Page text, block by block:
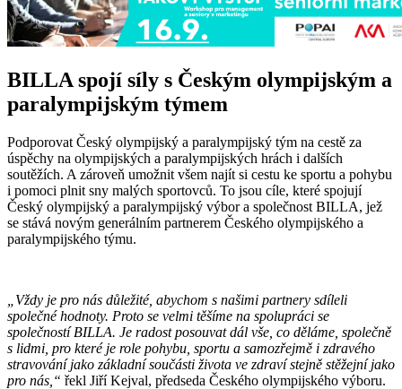
BILLA spojí síly s Českým olympijským a
paralympijským týmem
Podporovat Český olympijský a paralympijský tým na cestě za
úspěchy na olympijských a paralympijských hrách i dalších
soutěžích. A zároveň umožnit všem najít si cestu ke sportu a pohybu
i pomoci plnit sny malých sportovců. To jsou cíle, které spojují
Český olympijský a paralympijský výbor a společnost BILLA, jež
se stává novým generálním partnerem Českého olympijského a
paralympijského týmu.
„Vždy je pro nás důležité, abychom s našimi partnery sdíleli
společné hodnoty. Proto se velmi těšíme na spolupráci se
společností BILLA. Je radost posouvat dál vše, co děláme, společně
s lidmi, pro které je role pohybu, sportu a samozřejmě i zdravého
stravování jako základní součásti života ve zdraví stejně stěžejní jako
pro nás,“ řekl Jiří Kejval, předseda Českého olympijského výboru.